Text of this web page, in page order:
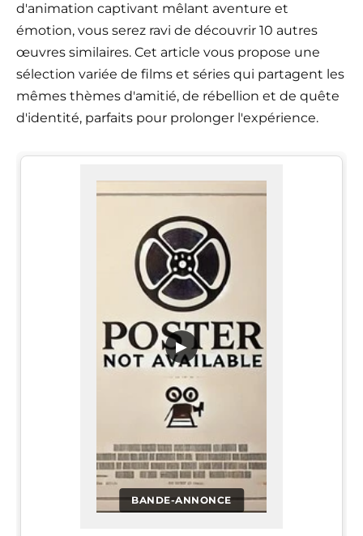
d'animation captivant mêlant aventure et
émotion, vous serez ravi de découvrir 10 autres
œuvres similaires. Cet article vous propose une
sélection variée de films et séries qui partagent les
mêmes thèmes d'amitié, de rébellion et de quête
d'identité, parfaits pour prolonger l'expérience.
BANDE-ANNONCE
▶